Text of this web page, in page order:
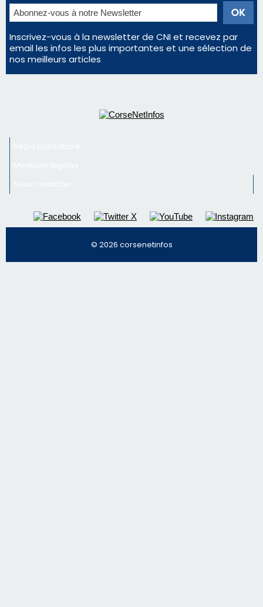
En Corse, un début de saison marqué par une
consommation en recul dans les restaurants
La gendarmerie alerte les restaurateurs corses
face à une nouvelle escroquerie au faux vendeur de